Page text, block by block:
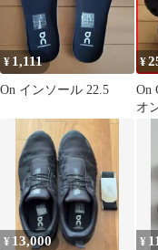
¥ 1,111
On インソール 22.5
¥
On
オ
¥ 13,000 ¥